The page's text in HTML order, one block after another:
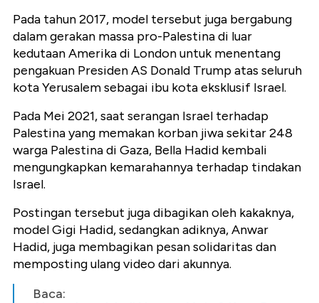
Pada tahun 2017, model tersebut juga bergabung
dalam gerakan massa pro-Palestina di luar
kedutaan Amerika di London untuk menentang
pengakuan Presiden AS Donald Trump atas seluruh
kota Yerusalem sebagai ibu kota eksklusif Israel.
Pada Mei 2021, saat serangan Israel terhadap
Palestina yang memakan korban jiwa sekitar 248
warga Palestina di Gaza, Bella Hadid kembali
mengungkapkan kemarahannya terhadap tindakan
Israel.
Postingan tersebut juga dibagikan oleh kakaknya,
model Gigi Hadid, sedangkan adiknya, Anwar
Hadid, juga membagikan pesan solidaritas dan
memposting ulang video dari akunnya.
Baca: